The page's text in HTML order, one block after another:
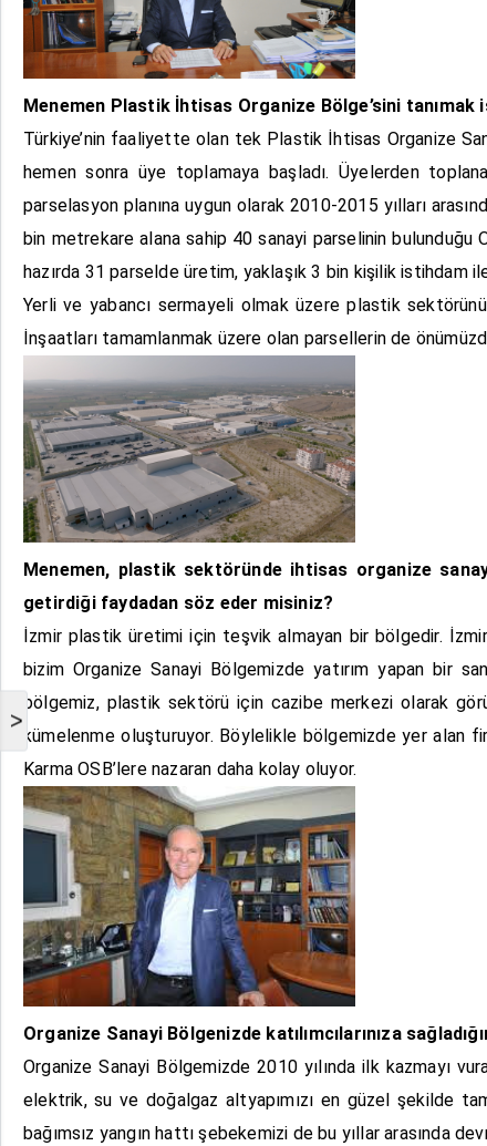
>
Menemen Plastik İhtisas Organize Bölge’sini
Türkiye’nin faaliyette olan tek Plastik İhtisas Organize
hemen sonra üye toplamaya başladı. Üyelerden
parselasyon planına uygun olarak 2010-2015 yılları
bin metrekare alana sahip 40 sanayi parselinin
hazırda 31 parselde üretim, yaklaşık 3 bin kişilik istihdam
Yerli ve yabancı sermayeli olmak üzere plastik
İnşaatları tamamlanmak üzere olan parsellerin de
Menemen, plastik sektöründe ihtisas organize
getirdiği faydadan söz eder misiniz?
İzmir plastik üretimi için teşvik almayan bir bölgedir.
bizim Organize Sanayi Bölgemizde yatırım yapan bir
bölgemiz, plastik sektörü için cazibe merkezi olarak
kümelenme oluşturuyor. Böylelikle bölgemizde yer alan
Karma OSB’lere nazaran daha kolay oluyor.
Organize Sanayi Bölgenizde katılımcılarınıza
Organize Sanayi Bölgemizde 2010 yılında ilk kazmayı
elektrik, su ve doğalgaz altyapımızı en güzel şekilde
bağımsız yangın hattı şebekemizi de bu yıllar arasında